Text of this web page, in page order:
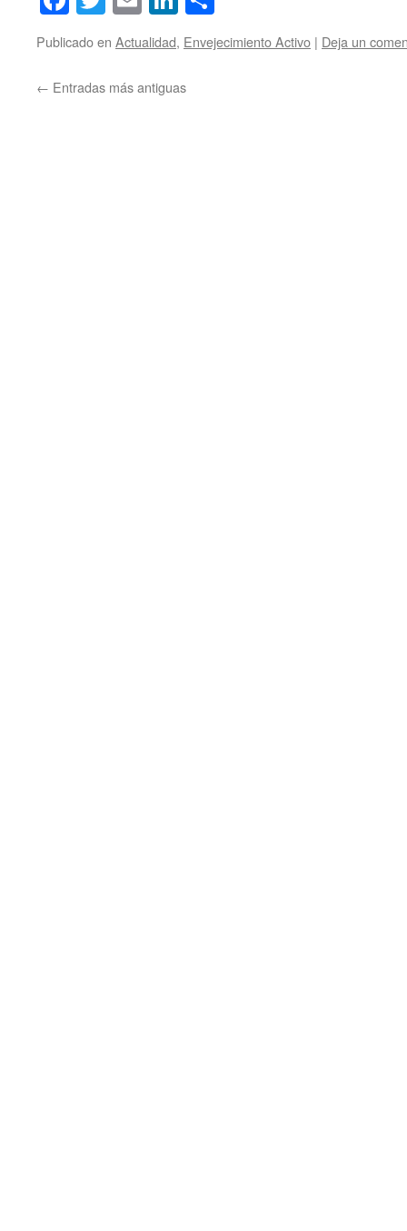
Publicado en Actualidad, Envejecimiento Activo | Deja un
← Entradas más antiguas